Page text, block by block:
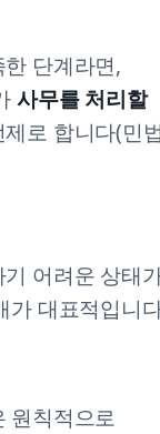
단계라면,
사무를 처리할
로 합니다(민
어려운 상태
가 대표적입니
원칙적으로